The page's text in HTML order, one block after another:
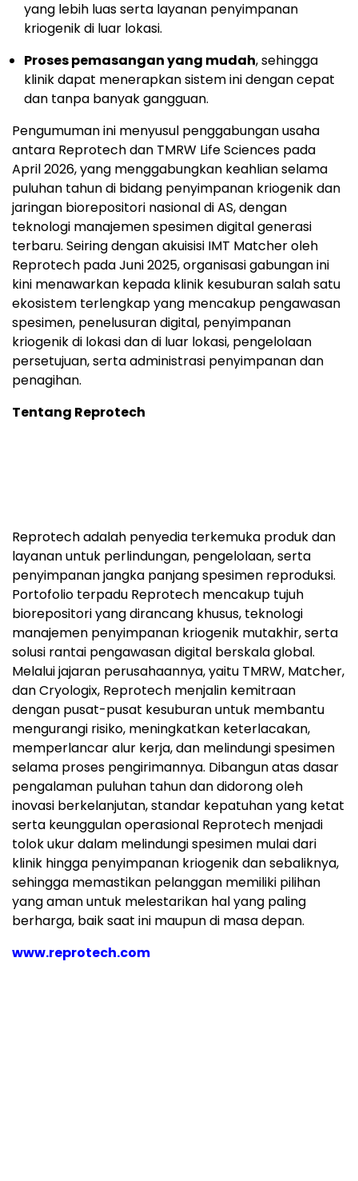
Integrasi yang mulusdengan ekosistem TMRW
yang lebih luas serta layanan penyimpanan
kriogenik di luar lokasi.
Proses pemasangan yang mudah
, sehingga
klinik dapat menerapkan sistem ini dengan cepat
dan tanpa banyak gangguan.
Pengumuman ini menyusul penggabungan usaha
antara Reprotech dan TMRW Life Sciences pada
April 2026, yang menggabungkan keahlian selama
puluhan tahun di bidang penyimpanan kriogenik dan
jaringan biorepositori nasional di AS, dengan
teknologi manajemen spesimen digital generasi
terbaru. Seiring dengan akuisisi IMT Matcher oleh
Reprotech pada Juni 2025, organisasi gabungan ini
kini menawarkan kepada klinik kesuburan salah satu
ekosistem terlengkap yang mencakup pengawasan
spesimen, penelusuran digital, penyimpanan
kriogenik di lokasi dan di luar lokasi, pengelolaan
persetujuan, serta administrasi penyimpanan dan
penagihan.
Reprotech adalah penyedia terkemuka produk dan
layanan untuk perlindungan, pengelolaan, serta
penyimpanan jangka panjang spesimen reproduksi.
Portofolio terpadu Reprotech mencakup tujuh
biorepositori yang dirancang khusus, teknologi
manajemen penyimpanan kriogenik mutakhir, serta
solusi rantai pengawasan digital berskala global.
Melalui jajaran perusahaannya, yaitu TMRW, Matcher,
dan Cryologix, Reprotech menjalin kemitraan
dengan pusat-pusat kesuburan untuk membantu
mengurangi risiko, meningkatkan keterlacakan,
memperlancar alur kerja, dan melindungi spesimen
selama proses pengirimannya. Dibangun atas dasar
pengalaman puluhan tahun dan didorong oleh
inovasi berkelanjutan, standar kepatuhan yang ketat
serta keunggulan operasional Reprotech menjadi
tolok ukur dalam melindungi spesimen mulai dari
klinik hingga penyimpanan kriogenik dan sebaliknya,
sehingga memastikan pelanggan memiliki pilihan